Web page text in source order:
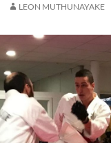
LEON MUTHUNAYAKE